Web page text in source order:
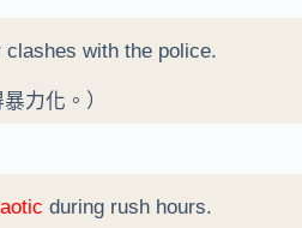
clashes with the police.
力化。）
during rush hours.